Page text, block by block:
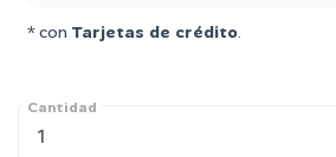
* con Tarjetas de crédito.
Cantidad